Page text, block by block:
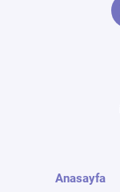
Anasayfa